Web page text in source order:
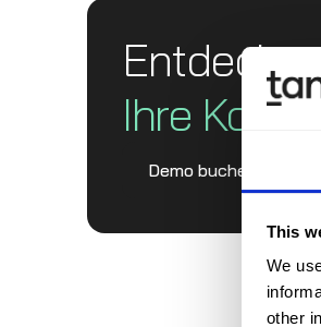
This
We
other
Ihre
Demo buchen